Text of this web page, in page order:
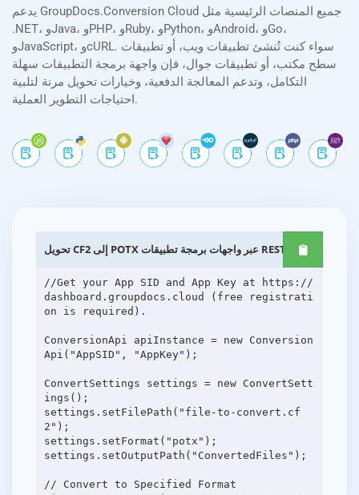
يدعم GroupDocs.Conversion Cloud جميع المنصات الرئيسية مثل
.NET، وJava، وPHP، وRuby، وPython، وAndroid، وGo،
وJavaScript، وcURL. سواء كنت تُنشئ تطبيقات ويب، أو تطبيقات
سطح مكتب، أو تطبيقات جوال، فإن واجهة برمجة التطبيقات سهلة
التكامل، وتدعم المعالجة الدفعية، وخيارات تحويل مرنة لتلبية
احتياجات التطوير العملية.
تحويل CF2 إلى POTX عبر واجهات برمجة تطبيقات REST Java
//Get your App SID and App Key at https://
dashboard.groupdocs.cloud (free registrati
on is required).
ConversionApi apiInstance = new Conversion
Api("AppSID", "AppKey");
ConvertSettings settings = new ConvertSett
ings();
settings.setFilePath("file-to-convert.cf
2");
settings.setFormat("potx");
settings.setOutputPath("ConvertedFiles");
// Convert to Specified Format